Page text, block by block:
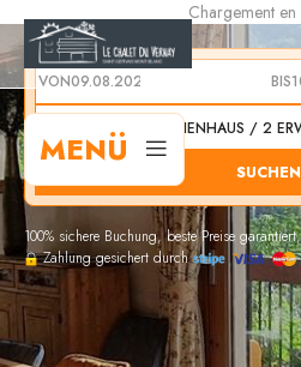
Chargement en
MENÜ
VON BIS
FERIENHAUS / 2
SUCHEN
100% sichere Buchung, beste Preise
Zahlung gesichert durch